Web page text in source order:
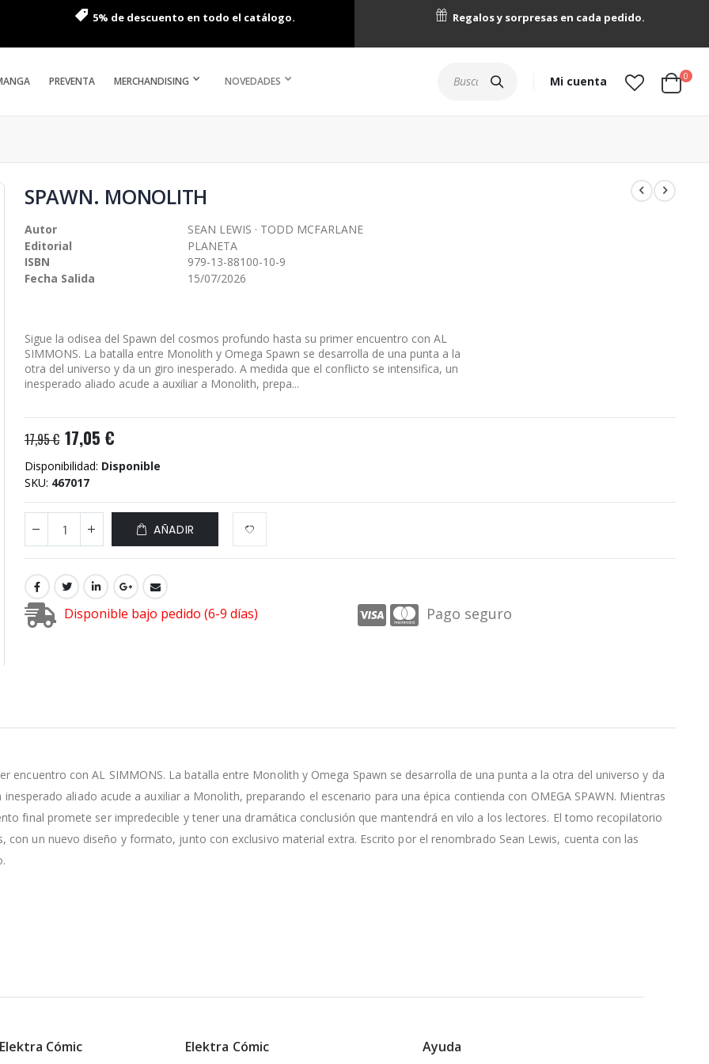
5% de descuento en todo el catálogo. Regalos y sorpresas en cada pedido.
PREVENTA MERCHANDISING NOVEDADES Mi cuenta Cart
0
SPAWN. MONOLITH
Autor
SEAN LEWIS · TODD MCFARLANE
Editorial
PLANETA
ISBN
979-13-88100-10-9
Fecha Salida
15/07/2026
Sigue la odisea del Spawn del cosmos profundo hasta su primer encuentro con AL
SIMMONS. La batalla entre Monolith y Omega Spawn se desarrolla de una punta a la
otra del universo y da un giro inesperado. A medida que el conflicto se intensifica, un
inesperado aliado acude a auxiliar a Monolith, prepa...
17,95 € 17,05 €
Disponibilidad: Disponible
SKU 467017
AÑADIR
Disponible bajo pedido (6-9 días) Pago seguro
encuentro con AL SIMMONS. La batalla entre Monolith y Omega Spawn se desarrolla de una punta a la otra del universo y da
aliado acude a auxiliar a Monolith, preparando el escenario para una épica contienda con OMEGA SPAWN. Mientras
final promete ser impredecible y tener una dramática conclusión que mantendrá en vilo a los lectores. El tomo recopilatorio
con un nuevo diseño y formato, junto con exclusivo material extra. Escrito por el renombrado Sean Lewis, cuenta con las
Cómic Elektra Cómic Ayuda